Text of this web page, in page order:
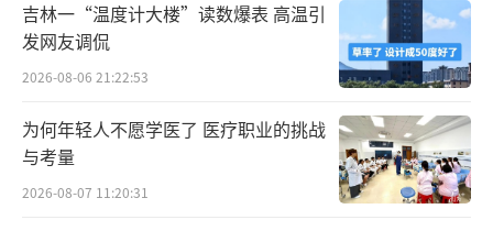
吉林一“温度计大楼”读数爆表 高温引
发网友调侃
2026-08-06 21:22:53
为何年轻人不愿学医了 医疗职业的挑战
与考量
2026-08-07 11:20:31